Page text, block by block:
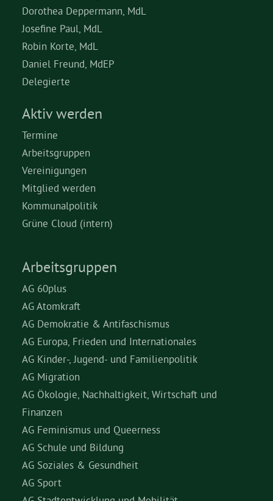
Dorothea Deppermann, MdL
Josefine Paul, MdL
Robin Korte, MdL
Daniel Freund, MdEP
Delegierte
Aktiv werden
Termine
Arbeitsgruppen
Vereinigungen
Mitglied werden
Kommunalpolitik
Grüne Cloud (intern)
Arbeitsgruppen
AG 60plus
AG Atomkraft
AG Demokratie & Antifaschismus
AG Europa, Frieden und Internationales
AG Kinder-, Jugend- und Familienpolitik
AG Migration
AG Ökologie, Nachhaltigkeit, Wirtschaft und
Finanzen
AG Feminismus und Queerness
AG Schule und Bildung
AG Soziales & Gesundheit
AG Sport